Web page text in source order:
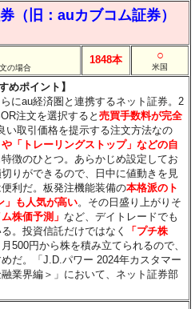
（旧：auカブコム証券）
の場合
1848本 ○
米国
めポイント】
にau経済圏と連携するネット証券。2
注文を選択すると売買手数料が完全
い取引価格を提示する注文方法なの
や「トレーリングストップ」などの自
徴のひとつ。あらかじめ設定してお
りができるので、日中に値動きを見
利だ。板発注機能装備の本格派のト
」も人気が高い。その日盛り上がりそ
株価予測」 など、デイトレードでも
。投資信託だけではなく
「プチ株
月500円から株を積み立てられるので、
だ。「J.D.パワー 2024年カスタマー
業界編＞」において、ネット証券部